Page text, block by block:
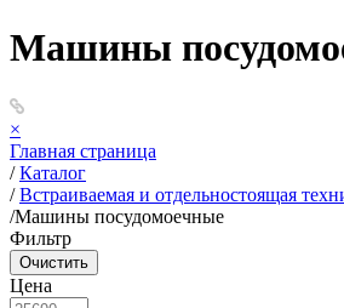
Машины
×
Главная страница
/ Каталог
/ Встраиваемая и отдельностоящая
/Машины посудомоечные
Фильтр
Цена